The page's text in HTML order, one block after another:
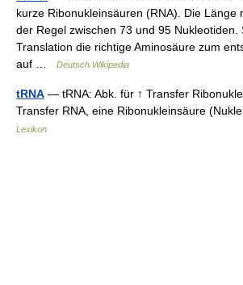
kurze Ribonukleinsäuren (RNA). Die Länge
der Regel zwischen 73 und 95 Nukleotiden.
Translation die richtige Aminosäure zum
auf …
Deutsch Wikipedia
tRNA — tRNA: Abk. für ↑ Transfer
Transfer RNA, eine Ribonukleinsäure
Lexikon